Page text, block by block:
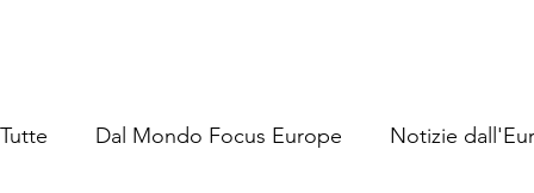
Tutte Dal Mondo Focus Europe Notizie